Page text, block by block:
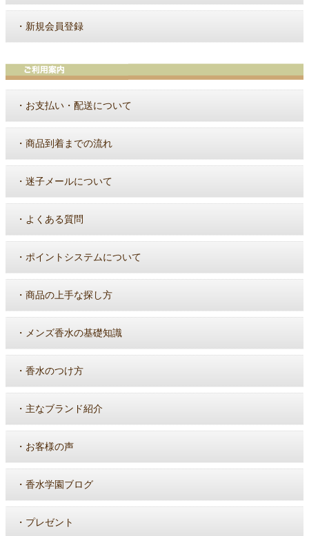
・ 新規会員登録
・ お支払い・配送について
・ 商品到着までの流れ
・ 迷子メールについて
・ よくある質問
・ ポイントシステムについて
・ 商品の上手な探し方
・ メンズ香水の基礎知識
・ 香水のつけ方
・ 主なブランド紹介
・ お客様の声
・ 香水学園ブログ
・ プレゼント